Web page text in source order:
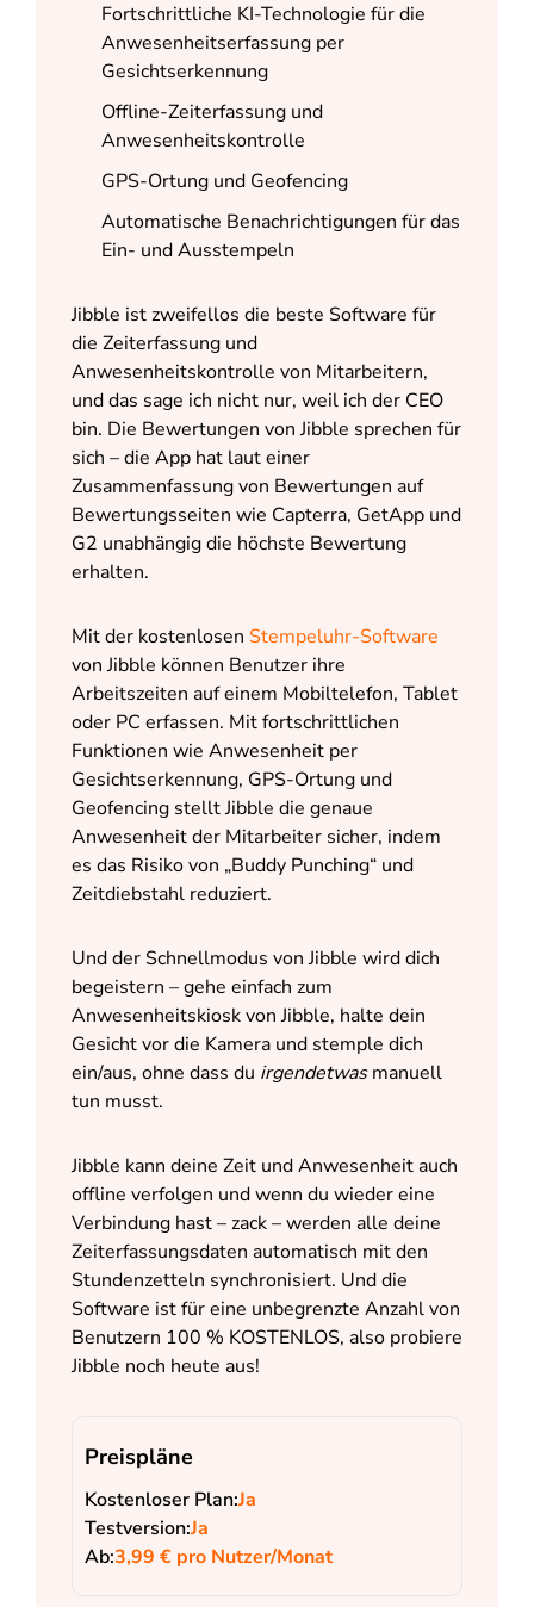
Fortschrittliche KI-Technologie für die
Anwesenheitserfassung per
Gesichtserkennung
Offline-Zeiterfassung und
Anwesenheitskontrolle
GPS-Ortung und Geofencing
Automatische Benachrichtigungen für das
Ein- und Ausstempeln
Jibble ist zweifellos die beste Software für
die Zeiterfassung und
Anwesenheitskontrolle von Mitarbeitern,
und das sage ich nicht nur, weil ich der CEO
bin. Die Bewertungen von Jibble sprechen für
sich – die App hat laut einer
Zusammenfassung von Bewertungen auf
Bewertungsseiten wie Capterra, GetApp und
G2 unabhängig die höchste Bewertung
erhalten.
Mit der kostenlosen Stempeluhr-Software
von Jibble können Benutzer ihre
Arbeitszeiten auf einem Mobiltelefon, Tablet
oder PC erfassen. Mit fortschrittlichen
Funktionen wie Anwesenheit per
Gesichtserkennung, GPS-Ortung und
Geofencing stellt Jibble die genaue
Anwesenheit der Mitarbeiter sicher, indem
es das Risiko von „Buddy Punching“ und
Zeitdiebstahl reduziert.
Und der Schnellmodus von Jibble wird dich
begeistern – gehe einfach zum
Anwesenheitskiosk von Jibble, halte dein
Gesicht vor die Kamera und stemple dich
ein/aus, ohne dass du irgendetwasmanuell
tun musst.
Jibble kann deine Zeit und Anwesenheit auch
offline verfolgen und wenn du wieder eine
Verbindung hast – zack – werden alle deine
Zeiterfassungsdaten automatisch mit den
Stundenzetteln synchronisiert. Und die
Software ist für eine unbegrenzte Anzahl von
Benutzern 100 % KOSTENLOS, also probiere
Jibble noch heute aus!
Preispläne
Kostenloser Plan:Ja
Testversion:Ja
Ab:3,99 € pro Nutzer/Monat